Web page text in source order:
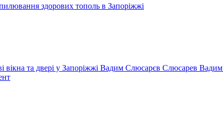
здорових тополь в Запоріжжі
та двері у Запоріжжі Вадим Слюсарєв Слюсарев Вадим